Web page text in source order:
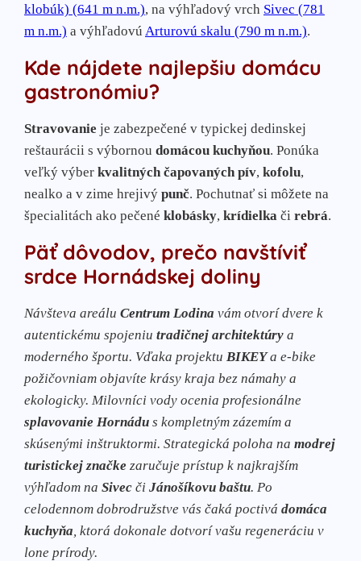
klobúk) (641 m n.m.), na výhľadový vrch Sivec (781
m n.m.) a výhľadovú Arturovú skalu (790 m n.m.).
Kde nájdete najlepšiu domácu
gastronómiu?
Stravovanie je zabezpečené v typickej dedinskej
reštaurácii s výbornou domácou kuchyňou. Ponúka
veľký výber kvalitných čapovaných pív, kofolu,
nealko a v zime hrejivý punč. Pochutnať si môžete na
špecialitách ako pečené klobásky, krídielka či rebrá.
Päť dôvodov, prečo navštíviť
srdce Hornádskej doliny
Návšteva areálu Centrum Lodina vám otvorí dvere k
autentickému spojeniu tradičnej architektúry a
moderného športu. Vďaka projektu BIKEYa e-bike
požičovniam objavíte krásy kraja bez námahy a
ekologicky. Milovníci vody ocenia profesionálne
splavovanie Hornádu s kompletným zázemím a
skúsenými inštruktormi. Strategická poloha na modrej
turistickej značke zaručuje prístup k najkrajším
výhľadom na Sivec či Jánošíkovu baštu. Po
celodennom dobrodružstve vás čaká poctivá domáca
kuchyňa , ktorá dokonale dotvorí vašu regeneráciu v
lone prírody.